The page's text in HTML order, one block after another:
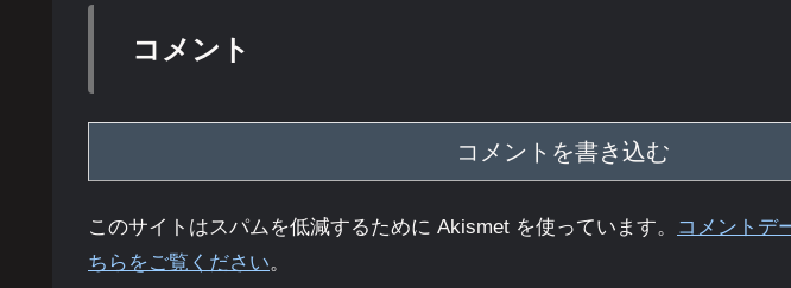
コメント
コメントを書き込む
このサイトはスパムを低減するために Akismet を使っています。
コメントデ
ちらをご覧ください。